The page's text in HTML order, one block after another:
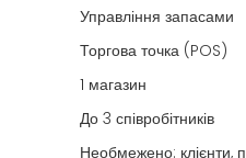
Управління запасами
Торгова точка (POS)
1 магазин
До 3 співробітників
Необмежено: клієнти,